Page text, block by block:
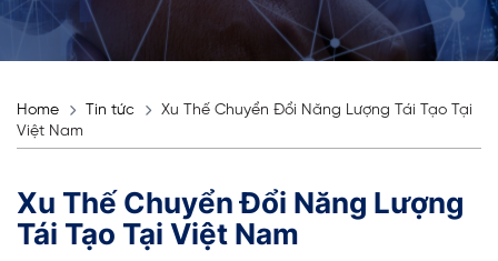
Home Tin tức
Xu Thế Chuyển Đổi Năng Lượng Tái Tạo Tại
Việt Nam
Xu Thế Chuyển Đổi Năng Lượng
Tái Tạo Tại Việt Nam